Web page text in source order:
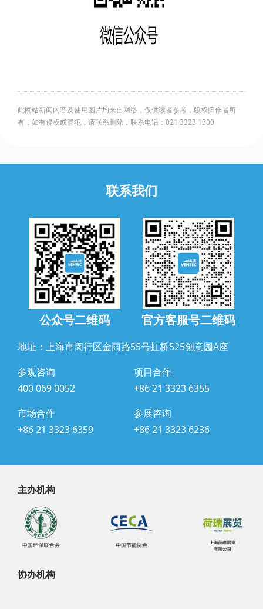
此网站新闻内容及使用图片均来自网络，仅供读者参考，版权归作者所
有，如有侵权或冒犯，请联系删除，联系电话：021 3323 1300
联系我们
公众号二维码 官方客服号二维码
地址：上海市闵行区金雨路55号虹桥525创意园A座
参观咨询
400 069 0052
项目合作
+86 21 3323 6355
市场合作
+86 21 3323 6359
参展咨询
+86 21 3323 6236
主办机构
协办机构